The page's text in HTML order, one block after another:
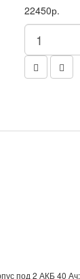
22450р.
под 2 АКБ 40